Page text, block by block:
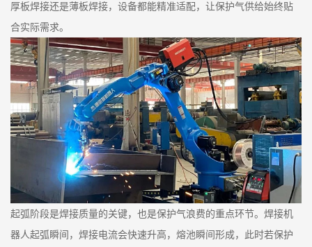
厚板焊接还是薄板焊接，设备都能精准适配，让保护气供给始终贴
合实际需求。
起弧阶段是焊接质量的关键，也是保护气浪费的重点环节。焊接机
器人起弧瞬间，焊接电流会快速升高，熔池瞬间形成，此时若保护